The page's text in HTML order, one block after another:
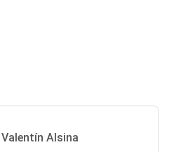
Valentín Alsina